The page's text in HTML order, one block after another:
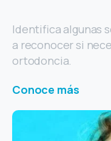
Identifica algunas
a reconocer si
ortodoncia.
Conoce más